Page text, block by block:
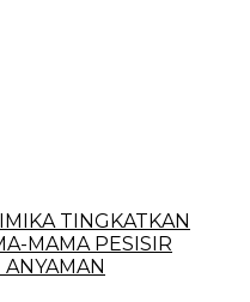
TINGKATKAN
MAMA PESISIR